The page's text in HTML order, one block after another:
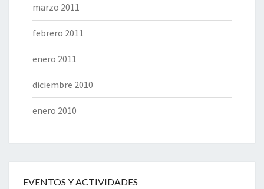
marzo 2011
febrero 2011
enero 2011
diciembre 2010
enero 2010
EVENTOS Y ACTIVIDADES